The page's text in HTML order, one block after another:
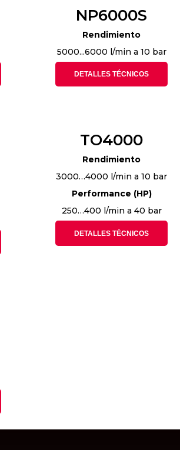
NP6000S
Rendimiento
5000...6000 l/min a 10 bar
DETALLES TÉCNICOS
TO4000
Rendimiento
3000…4000 l/min a 10 bar
Performance (HP)
250…400 l/min a 40 bar
DETALLES TÉCNICOS